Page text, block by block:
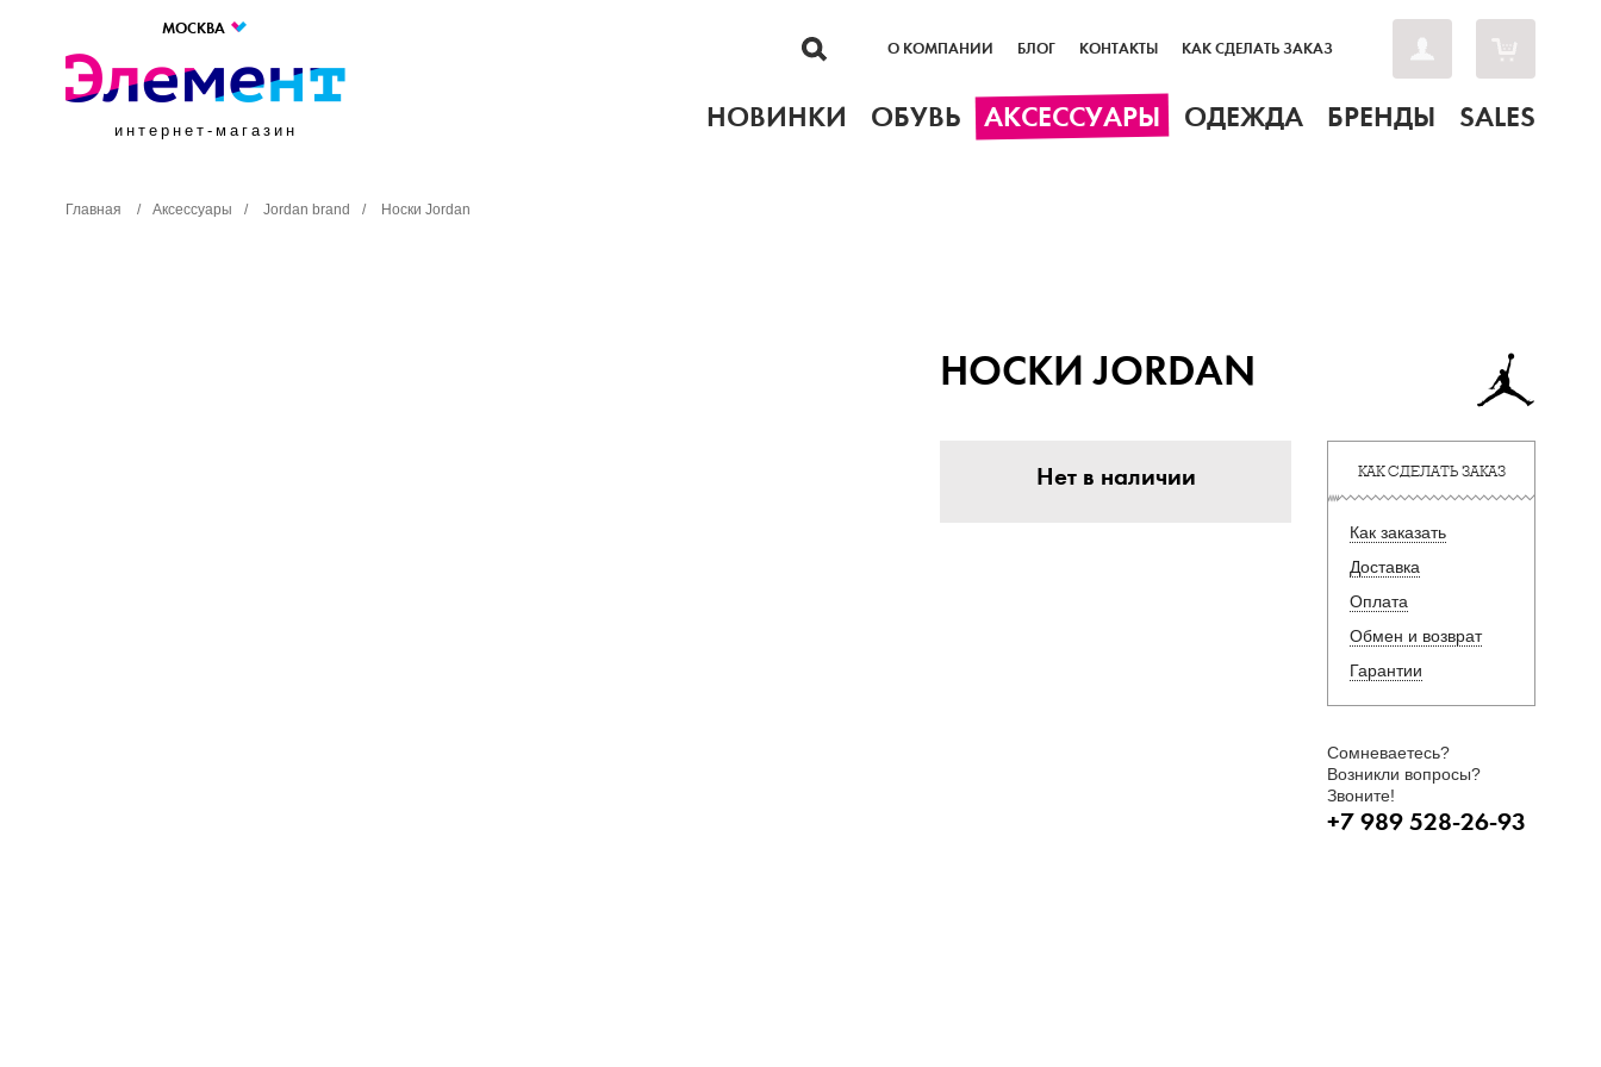
МОСКВА
интернет-магазин
О КОМПАНИИ БЛОГ КОНТАКТЫ КАК СДЕЛАТЬ ЗАКАЗ
НОВИНКИ ОБУВЬ АКСЕССУАРЫ ОДЕЖДА БРЕНДЫ SALES
Главная / Аксессуары / Jordan brand / Носки Jordan
НОСКИ JORDAN
Нет в наличии КАК СДЕЛАТЬ ЗАКАЗ
Как заказать
Доставка
Оплата
Обмен и возврат
Гарантии
Сомневаетесь?
Возникли вопросы?
Звоните!
+7 989 528-26-93